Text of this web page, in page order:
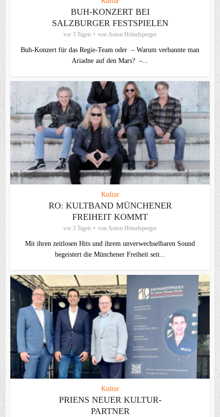
BUH-KONZERT BEI
SALZBURGER FESTSPIELEN
vor 3 Tagen von Anton Hötzelsperger
Buh-Konzert für das Regie-Team oder – Warum verbannte man
Ariadne auf den Mars? –...
Kultur
RO: KULTBAND MÜNCHENER
FREIHEIT KOMMT
vor 3 Tagen von Anton Hötzelsperger
Mit ihren zeitlosen Hits und ihrem unverwechselbaren Sound
begeistert die Münchener Freiheit seit...
Kultur
PRIENS NEUER KULTUR-
PARTNER